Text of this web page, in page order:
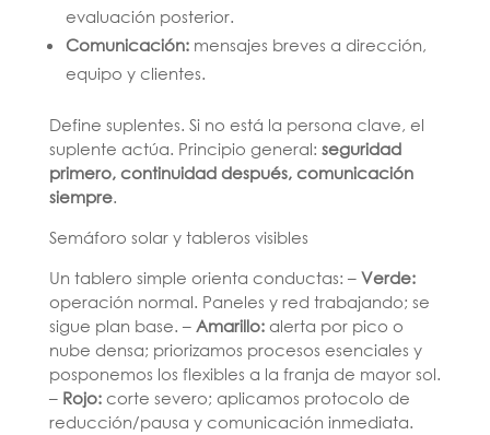
evaluación posterior.
Comunicación:mensajes breves a dirección,
equipo y clientes.
Define suplentes. Si no está la persona clave, el
suplente actúa. Principio general: seguridad
primero, continuidad después, comunicación
siempre.
Semáforo solar y tableros visibles
Un tablero simple orienta conductas: – Verde:
operación normal. Paneles y red trabajando; se
sigue plan base. – Amarillo:alerta por pico o
nube densa; priorizamos procesos esenciales y
posponemos los flexibles a la franja de mayor sol.
– Rojo:corte severo; aplicamos protocolo de
reducción/pausa y comunicación inmediata.